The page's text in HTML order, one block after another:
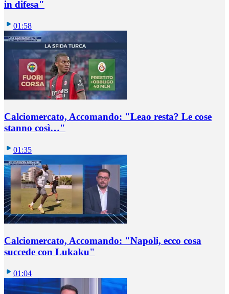
in difesa"
01:58
Calciomercato, Accomando: "Leao resta? Le cose
stanno così…"
01:35
Calciomercato, Accomando: "Napoli, ecco cosa
succede con Lukaku"
01:04